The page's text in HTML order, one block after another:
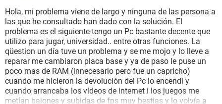
Hola, mi problema viene de largo y ninguna de las persona a
las que he consultado han dado con la solución. El
problema es el siguiente tengo un Pc bastante decente que
utilizo para jugar, universidad.. entre otras funciones. La
qüestion un día tuve un problema y se me mojo y lo lleve a
reparar me cambiaron placa base y ya de paso le puse un
poco mas de RAM (innecesario pero fue un capricho)
cuando me hicieron la devolución del Pc lo encendí y
cuando arrancaba los vídeos de internet i los juegos me
metían bajones y subidas de fps muy bestias y lo volvía a